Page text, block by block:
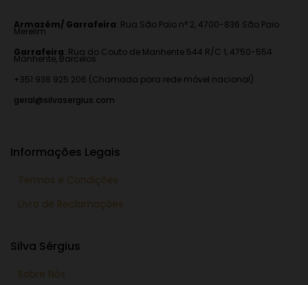
Armazém/ Garrafeira: Rua São Paio n° 2, 4700-836 São Paio
Merelim
Garrafeira: Rua do Couto de Manhente 544 R/C 1, 4750-554
Manhente, Barcelos
+351 936 925 206 (Chamada para rede móvel nacional)
geral@silvasergius.com
Informações Legais
Termos e Condições
Livro de Reclamações
Silva Sérgius
Sobre Nós